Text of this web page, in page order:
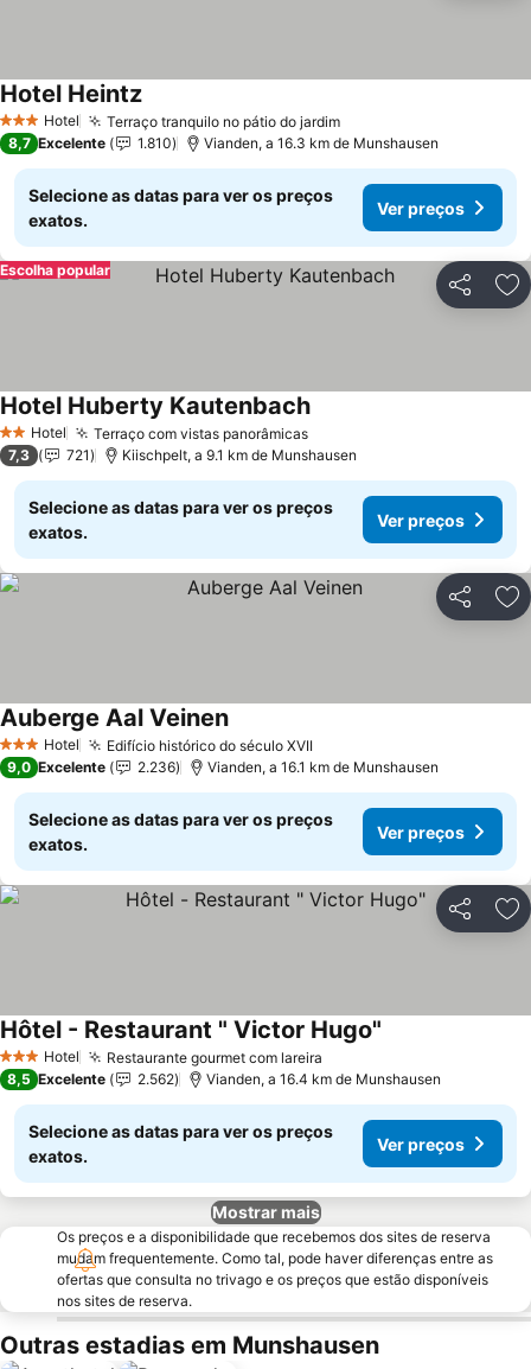
3 EstrelasHotel Terraço tranquilo no pátio do jardim
Hotel Heintz
8,7 Excelente 1.810 Vianden, a 16.3 km de Munshausen
Selecione as datas para ver os preços
exatos.
Ver preços
Partilhar
Escolha popular
2 Estrelas
Hotel Terraço com vistas panorâmicas
Hotel Huberty Kautenbach
7,3 721 Kiischpelt, a 9.1 km de Munshausen
Selecione as datas para ver os preços
exatos.
Ver preços
Partilhar
3 EstrelasHotel Edifício histórico do século XVII
Auberge Aal Veinen
9,0 Excelente 2.236 Vianden, a 16.1 km de Munshausen
Selecione as datas para ver os preços
exatos.
Ver preços
Partilhar
3 EstrelasHotel Restaurante gourmet com lareira
Hôtel - Restaurant " Victor Hugo"
8,5 Excelente 2.562 Vianden, a 16.4 km de Munshausen
Selecione as datas para ver os preços
exatos.
Ver preços
Mostrar mais
Os preços e a disponibilidade que recebemos dos sites de reserva
mudam frequentemente. Como tal, pode haver diferenças entre as
ofertas que consulta no trivago e os preços que estão disponíveis
nos sites de reserva.
Outras estadias em Munshausen